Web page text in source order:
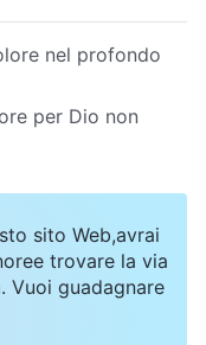
nel profondo
per Dio non
sito Web,avrai
trovare la via
Vuoi guadagnare